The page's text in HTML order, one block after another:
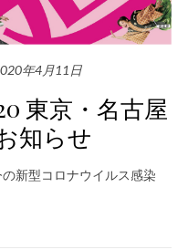
年4月11日
東京・名古屋
知らせ
新型コロナウイルス感染